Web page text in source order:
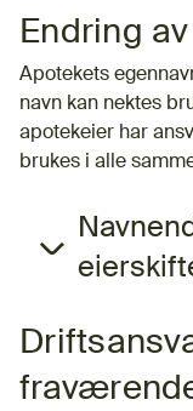
Endring
Apotekets
navn kan nektes
apotekeier har
brukes i alle